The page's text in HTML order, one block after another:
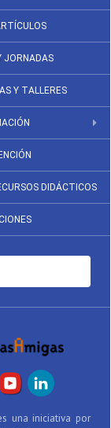
JORNADAS
Y TALLERES
DIDÁCTICOS
una iniciativa por